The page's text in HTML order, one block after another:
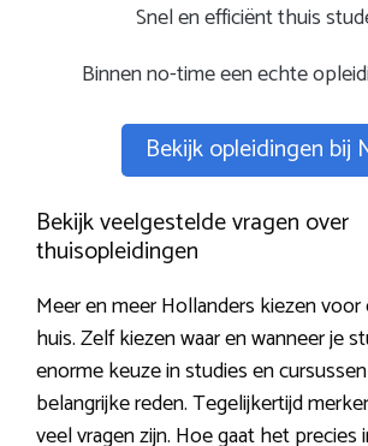
Snel en efficiënt thuis
Binnen no-time een echte
Bekijk opleidingen bij
Bekijk veelgestelde vragen over
thuisopleidingen
Meer en meer Hollanders kiezen
huis. Zelf kiezen waar en wanneer je
enorme keuze in studies en
belangrijke reden. Tegelijkertijd
veel vragen zijn. Hoe gaat het precies